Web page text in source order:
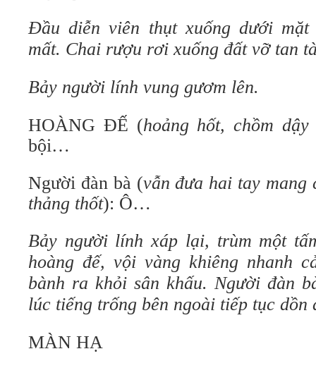
Đầu diễn viên thụt xuống dưới
mất. Chai rượu rơi xuống đất vỡ tan
Bảy người lính vung gươm lên.
HOÀNG ĐẾ (hoảng hốt, chồm
bội…
Người đàn bà (vẫn đưa hai tay mang
thảng thốt): Ô…
Bảy người lính xáp lại, trùm một
hoàng đế, vội vàng khiêng nhanh
bành ra khỏi sân khấu. Người đàn
lúc tiếng trống bên ngoài tiếp tục dồn
MÀN HẠ